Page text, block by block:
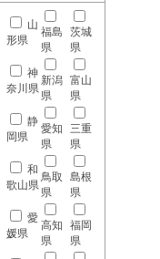
山
形県
福島
県
茨城
県
神
奈川県
新潟
県
富山
県
静
岡県
愛知
県
三重
県
和
歌山県
鳥取
県
島根
県
愛
媛県
高知
県
福岡
県